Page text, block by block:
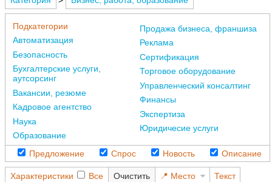
Подкатегории
Автоматизация
Безопасность
Бухгалтерские услуги,
аутсорсинг
Вакансии, резюме
Кадровое агентство
Наука
Образование
Продажа бизнеса, франшиза
Реклама
Сертификация
Торговое оборудование
Управленческий консалтинг
Финансы
Экспертиза
Юридичесие услуги
Предложение Спрос Новость Описание
Характеристики Все Очистить Место
Текст